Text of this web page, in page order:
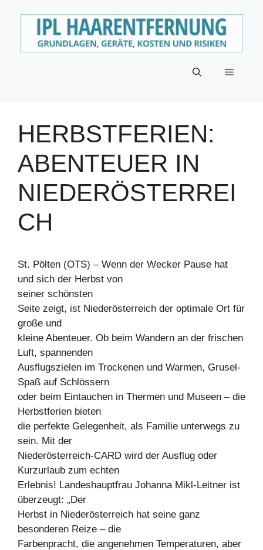
Menü
HERBSTFERIEN:
ABENTEUER IN
NIEDERÖSTERREI
CH
St. Pölten (OTS) – Wenn der Wecker Pause hat
und sich der Herbst von
seiner schönsten
Seite zeigt, ist Niederösterreich der optimale Ort für
große und
kleine Abenteuer. Ob beim Wandern an der frischen
Luft, spannenden
Ausflugszielen im Trockenen und Warmen, Grusel-
Spaß auf Schlössern
oder beim Eintauchen in Thermen und Museen – die
Herbstferien bieten
die perfekte Gelegenheit, als Familie unterwegs zu
sein. Mit der
Niederösterreich-CARD wird der Ausflug oder
Kurzurlaub zum echten
Erlebnis! Landeshauptfrau Johanna Mikl-Leitner ist
überzeugt: „Der
Herbst in Niederösterreich hat seine ganz
besonderen Reize – die
Farbenpracht, die angenehmen Temperaturen, aber